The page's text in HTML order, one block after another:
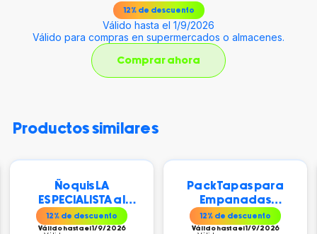
12% de descuento
Válido hasta el 1/9/2026
Válido para compras en supermercados o almacenes.
Comprar ahora
productos similares
Ñoquis LA
ESPECIALISTA al
Vacío 500 gr
12% de descuento
Válido hasta el 1/9/2026
Pack Tapas para
Empanadas
Hojaldre LA
ESPECIALISTA 20 +
12% de descuento
Válido hasta el 1/9/2026